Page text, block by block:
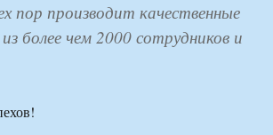
пор производит качественные
более чем 2000 сотрудников и